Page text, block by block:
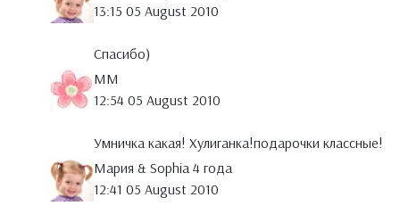
13:15 05 August 2010
Спасибо)
MM
12:54 05 August 2010
Умничка какая! Хулиганка!подарочки классные!
Мария & Sophia 4 года
12:41 05 August 2010